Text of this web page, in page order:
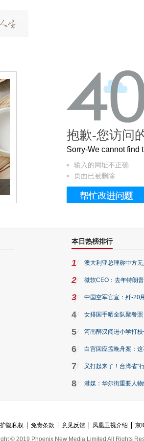
被列入佛家七宝的它到底有多美？
抱歉-您访问
Sorry-We cannot find
输入的网址不正确
页面已被删除
本日热榜排行
1 澳大利亚总理称中方
2 微软CEO：去年特朗
3 中国空军官宣：歼-20
4 女排国手晒全队聚餐
5 河南醉汉闯进小学打
6 白宫回应孟晚舟案：
7 又打起来了！台湾省“
8 港媒：华尔街重要人
隐私权 免责条款 意见反馈 凤凰卫视介绍 京
© 2019 Phoenix New Media Limited All Rights